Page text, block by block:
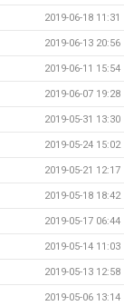
2019-06-18 11:31
2019-06-13 20:56
2019-06-11 15:54
2019-06-07 19:28
2019-05-31 13:30
2019-05-24 15:02
2019-05-21 12:17
2019-05-18 18:42
2019-05-17 06:44
2019-05-14 11:03
2019-05-13 12:58
2019-05-06 13:14